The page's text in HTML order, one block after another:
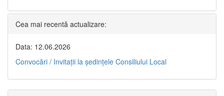
Cea mai recentă actualizare:
Data: 12.06.2026
Convocări / Invitaţii la şedinţele Consiliului Local